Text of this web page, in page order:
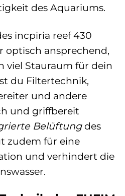
des Aquariums.
incpiria reef 430
ansprechend,
viel Stauraum für dein
du Filtertechnik,
und andere
und griffbereit
Belüftungdes
zudem für eine
und verhindert die